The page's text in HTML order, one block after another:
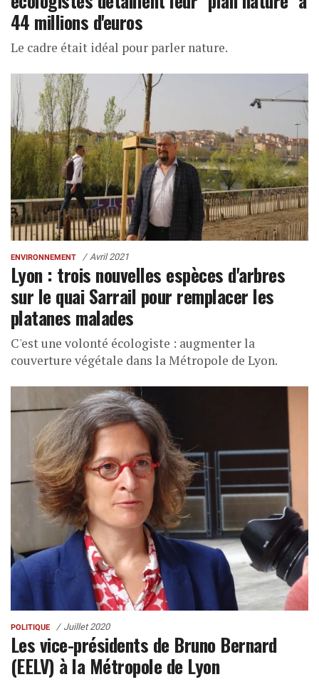
44 millions d'euros
Le cadre était idéal pour parler nature.
ENVIRONNEMENT Avril 2021
Lyon : trois nouvelles espèces d'arbres
sur le quai Sarrail pour remplacer les
platanes malades
C'est une volonté écologiste : augmenter la
couverture végétale dans la Métropole de Lyon.
POLITIQUE Juillet 2020
Les vice-présidents de Bruno Bernard
(EELV) à la Métropole de Lyon